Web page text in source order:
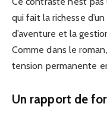
qui fait la richesse
d’aventure et la
Comme dans le
tension permanente
Un rapport de